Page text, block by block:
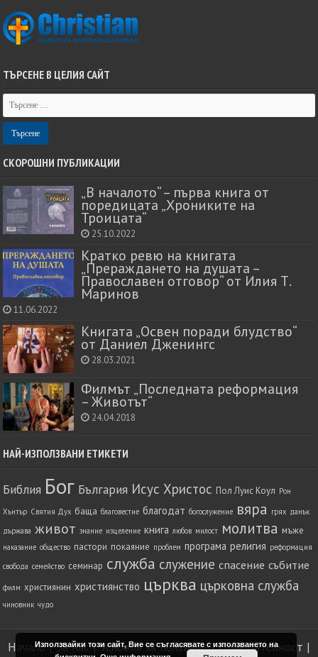
ТЪРСЕНЕ В ЦЕЛИЯ САЙТ
СКОРОШНИ ПУБЛИКАЦИИ
„В началото“ – първа книга от
поредицата „Хрониките на
Троицата“
25.10.2022
Кратко ревю на книгата
„Прераждането на душата –
Православен отговор“ от Илия Т.
Маринов
11.06.2022
Книгата „Освен поради блудство“
от Даниел Дженингс
28.03.2021
Филмът „Последната реформация
– Животът“
24.04.2018
НАЙ-ИЗПОЛЗВАНИ ЕТИКЕТИ
Библия Бог България Исус Христос Пол Луис Коул Рон
Хънтър Святия Дух баща благовестие благодат богослужение вяра грях данък
държава живот знание изцеление книга любов милост молитва мъже
наказание общество пастори покаяние проблем програма религия реформация
свобода семейство семинар служба служение спасение събитие
филм християнин християнство църква църковна служба
чиновник чудо
Начало|За нас|Условия за ползване|Поверителност |
Използвайки този сайт, Вие се съгласявате с използването на